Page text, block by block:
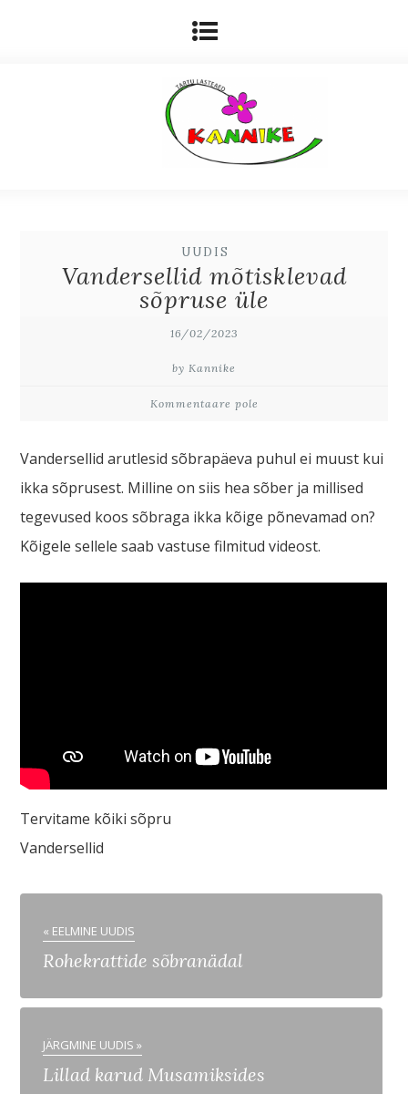
UUDIS
Vandersellid mõtisklevad
sõpruse üle
16/02/2023
by Kannike
Kommentaare pole
Vandersellid arutlesid sõbrapäeva puhul ei muust kui
ikka sõprusest. Milline on siis hea sõber ja millised
tegevused koos sõbraga ikka kõige põnevamad on?
Kõigele sellele saab vastuse filmitud videost.
Tervitame kõiki sõpru
Vandersellid
« EELMINE UUDIS
Rohekrattide sõbranädal
JÄRGMINE UUDIS »
Lillad karud Musamiksides